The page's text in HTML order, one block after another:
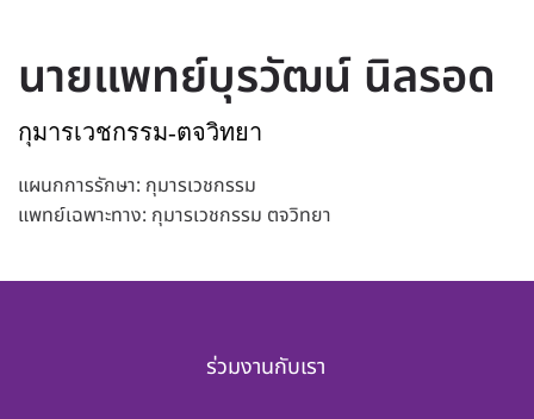
นายแพทย์บุรวัฒน์ นิลรอด
กุมารเวชกรรม-ตจวิทยา
แผนกการรักษา: กุมารเวชกรรม
แพทย์เฉพาะทาง: กุมารเวชกรรม ตจวิทยา
ร่วมงานกับเรา